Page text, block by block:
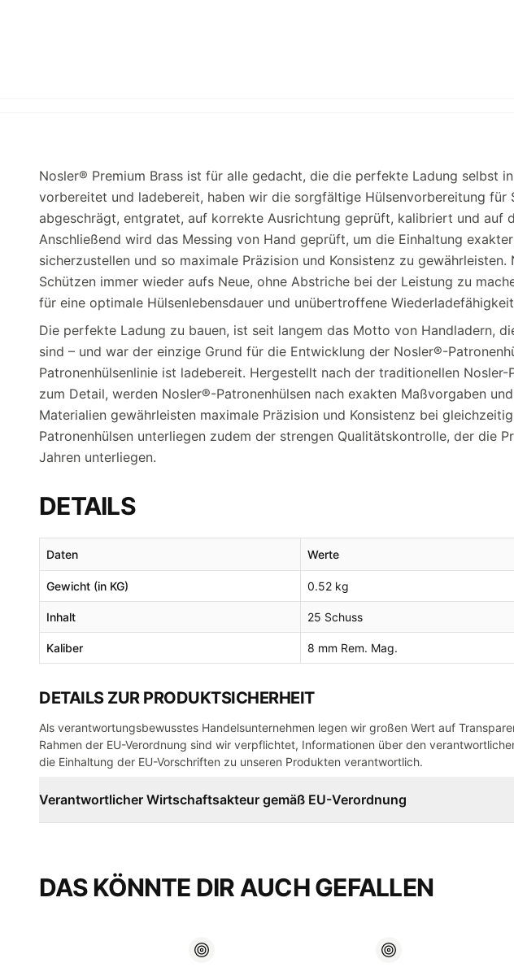
Nosler® Premium Brass ist für alle gedacht, die die perfekte Ladung selbst
vorbereitet und ladebereit, haben wir die sorgfältige Hülsenvorbereitung für
abgeschrägt, entgratet, auf korrekte Ausrichtung geprüft, kalibriert und auf
Anschließend wird das Messing von Hand geprüft, um die Einhaltung
sicherzustellen und so maximale Präzision und Konsistenz zu
Schützen immer wieder aufs Neue, ohne Abstriche bei der Leistung zu
für eine optimale Hülsenlebensdauer und unübertroffene
Die perfekte Ladung zu bauen, ist seit langem das Motto von Handladern,
sind – und war der einzige Grund für die Entwicklung der Nosler®-
Patronenhülsenlinie ist ladebereit. Hergestellt nach der traditionellen
zum Detail, werden Nosler®-Patronenhülsen nach exakten Maßvorgaben
Materialien gewährleisten maximale Präzision und Konsistenz bei
Patronenhülsen unterliegen zudem der strengen Qualitätskontrolle, der die
Jahren unterliegen.
DETAILS
Daten Werte
Gewicht (in KG) 0.52 kg
Inhalt 25 Schuss
Kaliber 8 mm Rem. Mag.
DETAILS ZUR PRODUKTSICHERHEIT
Als verantwortungsbewusstes Handelsunternehmen legen wir großen Wert auf
Rahmen der EU-Verordnung sind wir verpflichtet, Informationen über den
die Einhaltung der EU-Vorschriften zu unseren Produkten verantwortlich.
Verantwortlicher Wirtschaftsakteur gemäß EU-Verordnung
DAS KÖNNTE DIR AUCH GEFALLEN